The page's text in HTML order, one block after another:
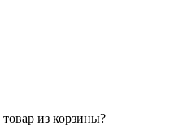
из корзины?